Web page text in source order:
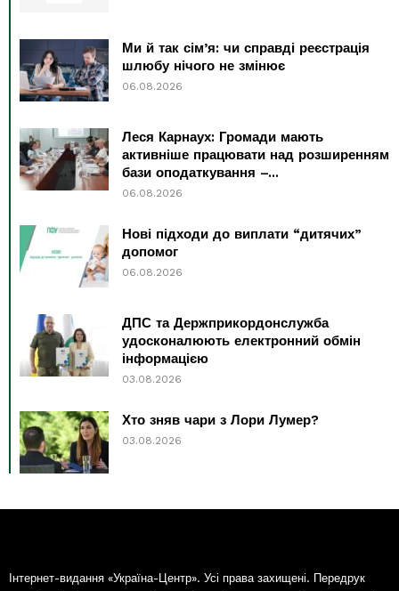
Ми й так сім’я: чи справді реєстрація
шлюбу нічого не змінює
06.08.2026
Леся Карнаух: Громади мають
активніше працювати над розширенням
бази оподаткування –...
06.08.2026
Нові підходи до виплати “дитячих”
допомог
06.08.2026
ДПС та Держприкордонслужба
удосконалюють електронний обмін
інформацією
03.08.2026
Хто зняв чари з Лори Лумер?
03.08.2026
Інтернет-видання «Україна-Центр». Усі права захищені. Передрук